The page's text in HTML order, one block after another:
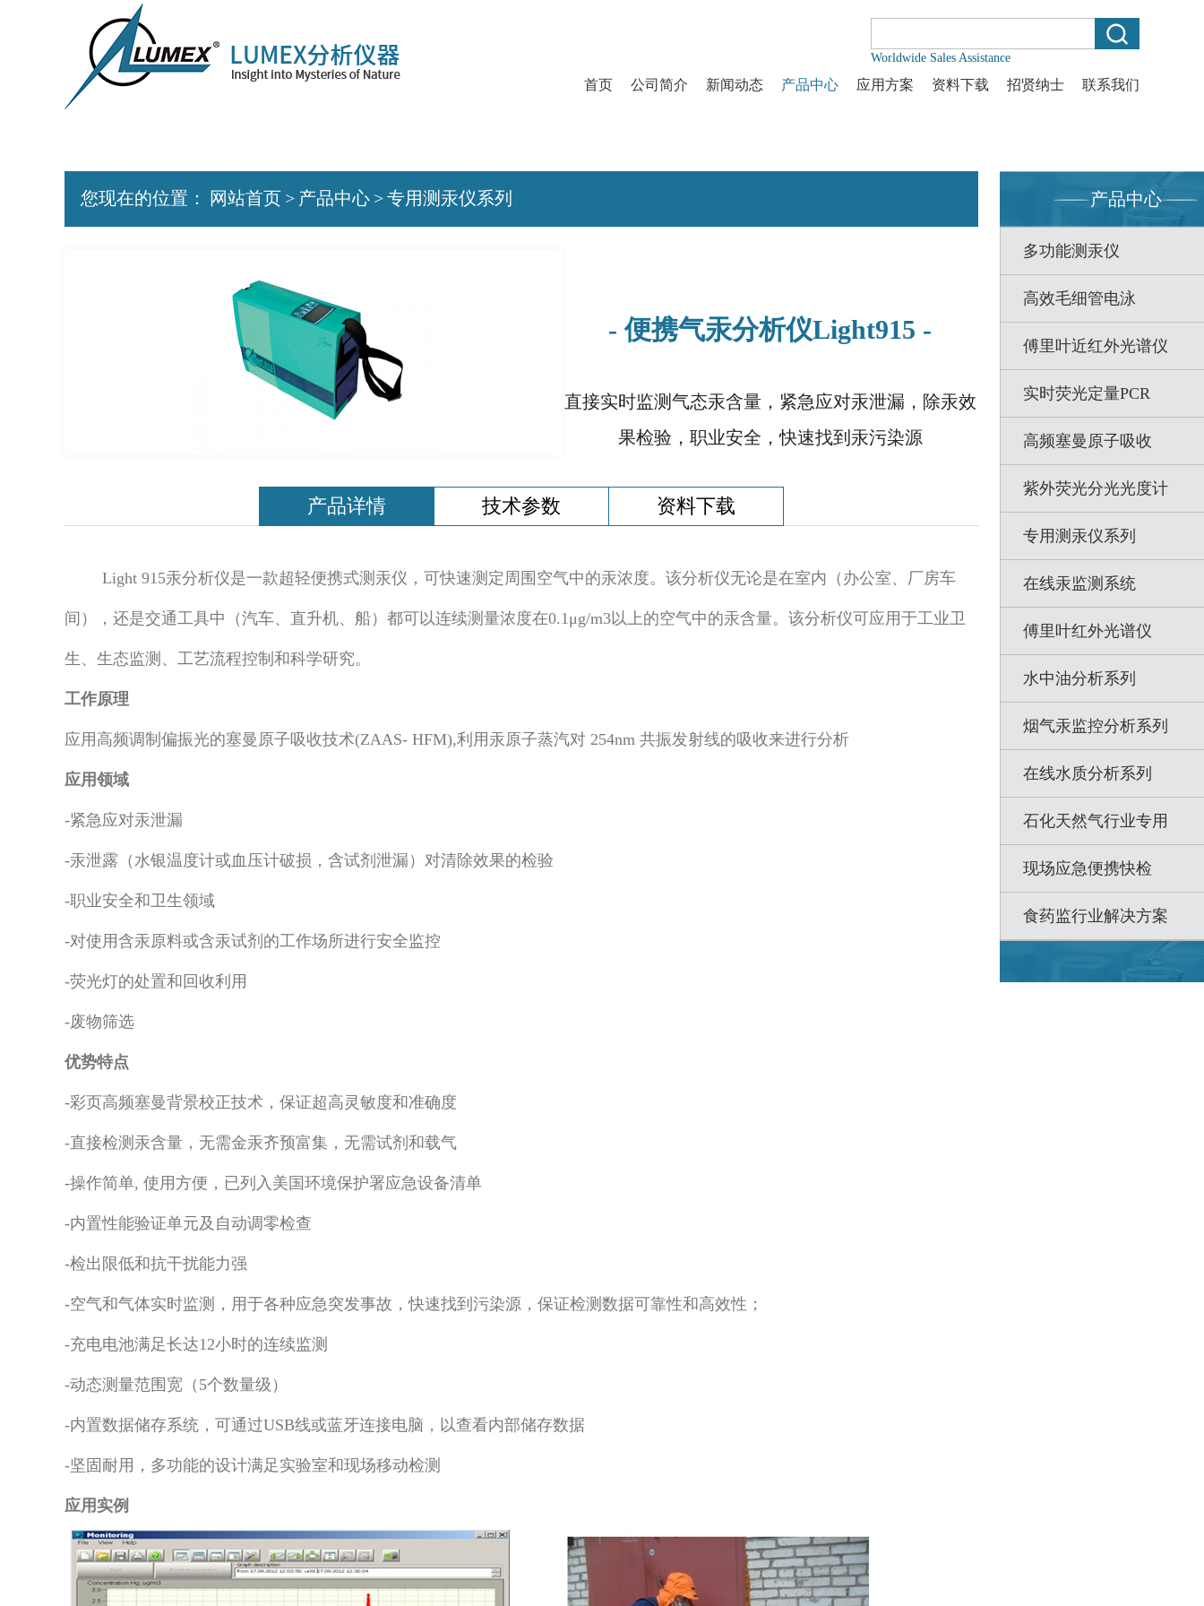
Worldwide Sales Assistance
首页 公司简介 新闻动态 产品中心 应用方案 资料下载 招贤纳士 联系我们
您现在的位置： 网站首页 > 产品中心 >专用测汞仪系列
- 便携气汞分析仪Light915 -
直接实时监测气态汞含量，紧急应对汞泄漏，除汞效
果检验，职业安全，快速找到汞污染源
产品详情 技术参数 资料下载
Light 915汞分析仪是一款超轻便携式测汞仪，可快速测定周围空气中的汞浓度。该分析仪无论是在室内（办公室、厂房车
间），还是交通工具中（汽车、直升机、船）都可以连续测量浓度在0.1μg/m3以上的空气中的汞含量。该分析仪可应用于工业卫
生、生态监测、工艺流程控制和科学研究。
工作原理
应用高频调制偏振光的塞曼原子吸收技术(ZAAS- HFM),利用汞原子蒸汽对 254nm 共振发射线的吸收来进行分析
应用领域
-紧急应对汞泄漏
-汞泄露（水银温度计或血压计破损，含试剂泄漏）对清除效果的检验
-职业安全和卫生领域
-对使用含汞原料或含汞试剂的工作场所进行安全监控
-荧光灯的处置和回收利用
-废物筛选
优势特点
-彩页高频塞曼背景校正技术，保证超高灵敏度和准确度
-直接检测汞含量，无需金汞齐预富集，无需试剂和载气
-操作简单, 使用方便，已列入美国环境保护署应急设备清单
-内置性能验证单元及自动调零检查
-检出限低和抗干扰能力强
-空气和气体实时监测，用于各种应急突发事故，快速找到污染源，保证检测数据可靠性和高效性；
-充电电池满足长达12小时的连续监测
-动态测量范围宽（5个数量级）
-内置数据储存系统，可通过USB线或蓝牙连接电脑，以查看内部储存数据
-坚固耐用，多功能的设计满足实验室和现场移动检测
应用实例
产品中心
多功能测汞仪
高效毛细管电泳
傅里叶近红外光谱仪
实时荧光定量PCR
高频塞曼原子吸收
紫外荧光分光光度计
专用测汞仪系列
在线汞监测系统
傅里叶红外光谱仪
水中油分析系列
烟气汞监控分析系列
在线水质分析系列
石化天然气行业专用
现场应急便携快检
食药监行业解决方案